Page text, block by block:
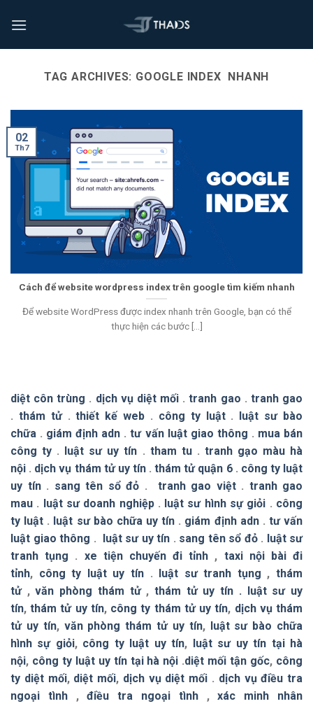
TAG ARCHIVES: GOOGLE INDEX NHANH
Cách để website wordpress index trên google tìm kiếm nhanh
Để website WordPress được index nhanh trên Google, bạn có thể
thực hiện các bước [...]
02
Th7
diệt côn trùng . dịch vụ diệt mối .tranh gao . tranh gao
. thám tử.thiết kế web . công ty luật. luật sư bào
chữa . giám định adn .tư vấn luật giao thông . mua bán
công ty . luật sư uy tín . tham tu. tranh gạo màu hà
nội . dịch vụ thám tử uy tín.thám tử quận 6. công ty luật
uy tín. sang tên sổ đỏ . tranh gao việt. tranh gao
mau . luật sư doanh nghiệp. luật sư hình sự giỏi . công
ty luật . luật sư bào chữa uy tín . giám định adn. tư vấn
luật giao thông . luật sư uy tín . sang tên sổ đỏ. luật sư
tranh tụng . xe tiện chuyến đi tỉnh , taxi nội bài đi
tỉnh, công ty luật uy tín. luật sư tranh tụng ,thám
tử,văn phòng thám tử,thám tử uy tín . luật sư uy
tín,thám tử uy tín, công ty thám tử uy tín, dịch vụ thám
tử uy tín, văn phòng thám tử uy tín, luật sư bào chữa
hình sự giỏi, công ty luật uy tín, luật sư uy tín tại hà
nội, công ty luật uy tín tại hà nội .diệt mối tận gốc, công
ty diệt mối, diệt mối, dịch vụ diệt mối . dịch vụ điều tra
ngoại tình,điều tra ngoại tình,xác minh nhân